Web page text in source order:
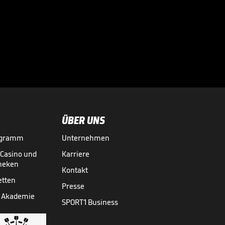
und
Akademie
ÜBER UNS
Unternehmen
Karriere
Kontakt
Presse
SPORT1 Business